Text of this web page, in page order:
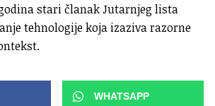
stari članak Jutarnjeg lista
tehnologije koja izaziva razorne
WHATSAPP